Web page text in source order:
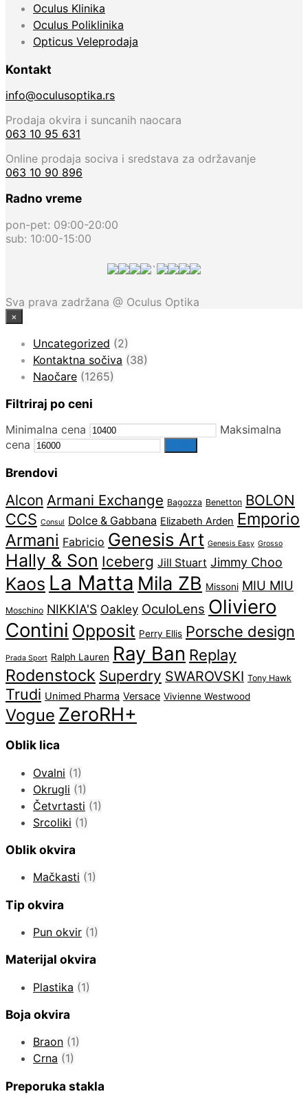
Oculus Klinika
Oculus Poliklinika
Opticus Veleprodaja
Kontakt
info@oculusoptika.rs
Prodaja okvira i suncanih naocara
063 10 95 631
Online prodaja sociva i sredstava za održavanje
063 10 90 896
Radno vreme
pon-pet: 09:00-20:00
sub: 10:00-15:00
`
Sva prava zadržana @ Oculus Optika
×
Uncategorized (2)
Kontaktna sočiva (38)
Naočare (1265)
Filtriraj po ceni
Minimalna cena
Maksimalna
cena
Brendovi
Alcon Armani Exchange Bagozza Benetton BOLON
CCS Consul Dolce & Gabbana Elizabeth Arden Emporio
Armani Fabricio Genesis Art Genesis Easy Grosso
Hally & Son Iceberg Jill Stuart Jimmy Choo
Kaos La Matta Mila ZB Missoni MIU MIU
Moschino NIKKIA'S Oakley OculoLens Oliviero
Contini Opposit Perry Ellis Porsche design
Prada Sport Ralph Lauren Ray Ban Replay
Rodenstock Superdry SWAROVSKI Tony Hawk
Trudi Unimed Pharma Versace Vivienne Westwood
Vogue ZeroRH+
Oblik lica
Ovalni (1)
Okrugli (1)
Četvrtasti (1)
Srcoliki (1)
Oblik okvira
Mačkasti (1)
Tip okvira
Pun okvir (1)
Materijal okvira
Plastika (1)
Boja okvira
Braon (1)
Crna (1)
Preporuka stakla